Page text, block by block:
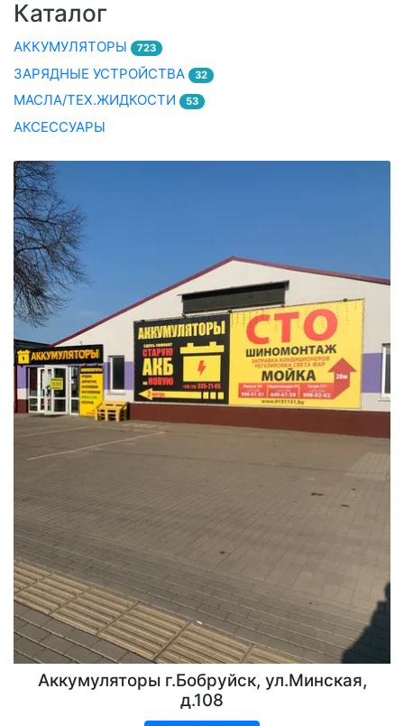
Каталог
АККУМУЛЯТОРЫ 723
ЗАРЯДНЫЕ УСТРОЙСТВА 32
МАСЛА/ТЕХ.ЖИДКОСТИ 53
АКСЕССУАРЫ
Аккумуляторы г.Бобруйск, ул.Минская,
д.108